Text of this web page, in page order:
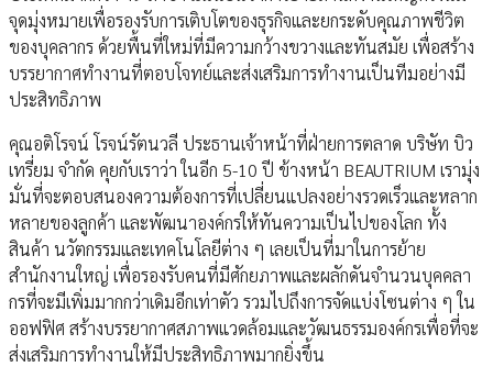
จุดมุ่งหมายเพื่อรองรับการเติบโตของธุรกิจและยกระดับคุณภาพชีวิต
ของบุคลากร ด้วยพื้นที่ใหม่ที่มีความกว้างขวางและทันสมัย เพื่อสร้าง
บรรยากาศทำงานที่ตอบโจทย์และส่งเสริมการทำงานเป็นทีมอย่างมี
ประสิทธิภาพ
คุณอติโรจน์ โรจน์รัตนวลี ประธานเจ้าหน้าที่ฝ่ายการตลาด บริษัท บิว
เทรี่ยม จำกัด คุยกับเราว่า ในอีก 5-10 ปี ข้างหน้า BEAUTRIUM เรามุ่ง
มั่นที่จะตอบสนองความต้องการที่เปลี่ยนแปลงอย่างรวดเร็วและหลาก
หลายของลูกค้า และพัฒนาองค์กรให้ทันความเป็นไปของโลก ทั้ง
สินค้า นวัตกรรมและเทคโนโลยีต่าง ๆ เลยเป็นที่มาในการย้าย
สำนักงานใหญ่ เพื่อรองรับคนที่มีศักยภาพและผลักดันจำนวนบุคคลา
กรที่จะมีเพิ่มมากกว่าเดิมอีกเท่าตัว รวมไปถึงการจัดแบ่งโซนต่าง ๆ ใน
ออฟฟิศ สร้างบรรยากาศสภาพแวดล้อมและวัฒนธรรมองค์กรเพื่อที่จะ
ส่งเสริมการทำงานให้มีประสิทธิภาพมากยิ่งขึ้น